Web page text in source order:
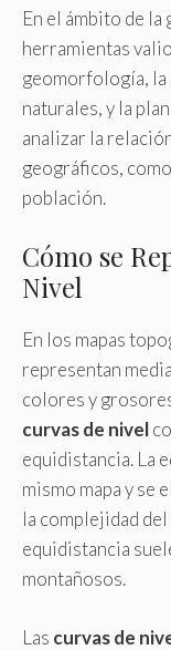
En el ámbito de la
herramientas
geomorfología,
naturales, y la
analizar la
geográficos,
población.
Cómo se
Nivel
En los mapas
representan
colores y
curvas de nivel
equidistancia. La
mismo mapa y se
la complejidad
equidistancia
montañosos.
Las curvas de